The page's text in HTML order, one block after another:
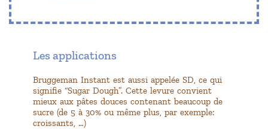
Les applications
Bruggeman Instant est aussi appelée SD, ce qui
signifie “Sugar Dough”. Cette levure convient
mieux aux pâtes douces contenant beaucoup de
sucre (de 5 à 30% ou même plus, par exemple:
croissants, …)